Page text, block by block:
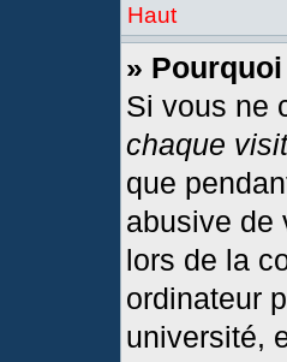
Haut
»
Si vous ne
chaque
que
abusive de
lors de la
ordinateur
université,